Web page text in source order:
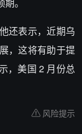
还表示，近期乌
，这将有助于提
，美国 2 月份总
风险提示